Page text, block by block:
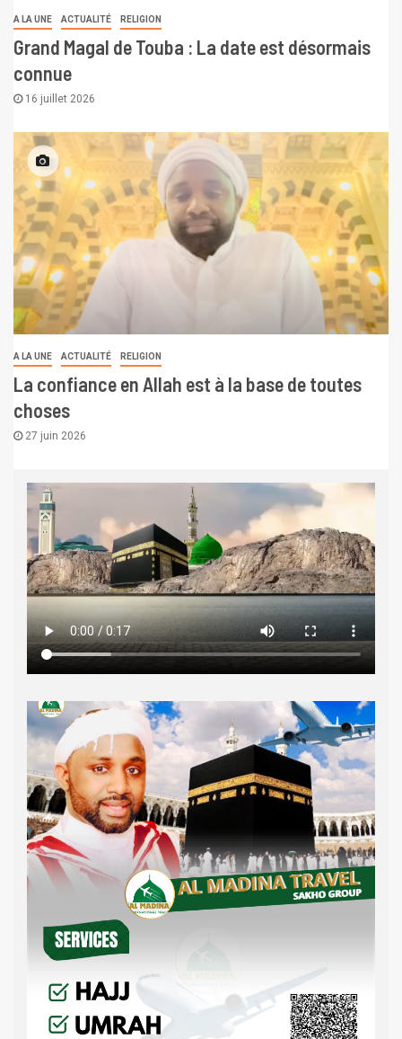
A LA UNE ACTUALITÉ RELIGION
Grand Magal de Touba : La date est désormais
connue
16 juillet 2026
A LA UNE ACTUALITÉ RELIGION
La confiance en Allah est à la base de toutes
choses
27 juin 2026